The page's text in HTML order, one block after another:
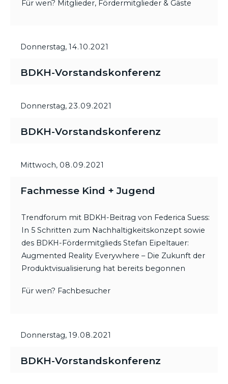
Für wen? Mitglieder, Fördermitglieder & Gäste
Donnerstag, 14.10.2021
BDKH-Vorstandskonferenz
Donnerstag, 23.09.2021
BDKH-Vorstandskonferenz
Mittwoch, 08.09.2021
Fachmesse Kind + Jugend
Trendforum mit BDKH-Beitrag von Federica Suess:
In 5 Schritten zum Nachhaltigkeitskonzept sowie
des BDKH-Fördermitglieds Stefan Eipeltauer:
Augmented Reality Everywhere – Die Zukunft der
Produktvisualisierung hat bereits begonnen
Für wen? Fachbesucher
Donnerstag, 19.08.2021
BDKH-Vorstandskonferenz